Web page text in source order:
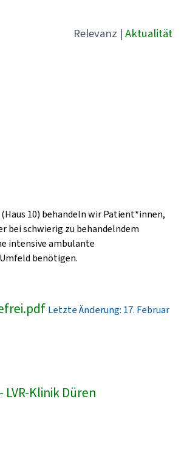
Relevanz | Aktualität
10) behandeln wir Patient*innen,
bei schwierig zu behandelndem
intensive ambulante
benötigen.
Letzte Änderung: 17. Februar
Klinik Düren